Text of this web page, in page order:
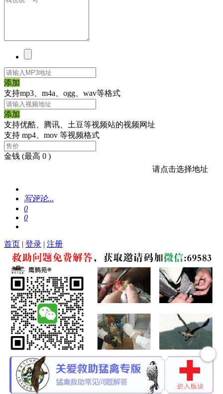
添加
支持mp3、m4a、ogg、wav等格式
添加
支持优酷、腾讯、土豆等视频站的视频网址
支持 mp4、mov 等视频格式
金钱 (最高 0 )
请点击选择地址
写评论...
0
0
首页 | 登录 | 注册